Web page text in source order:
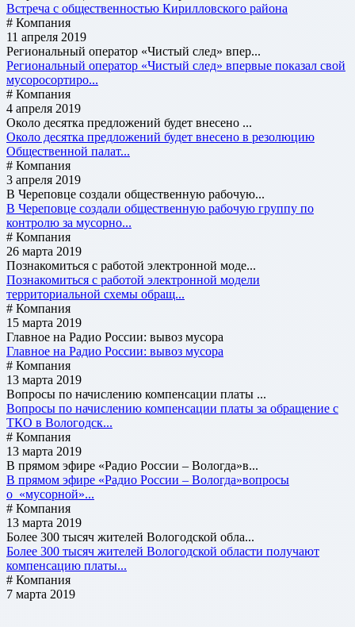
Встреча с общественностью Кирилловского района
# Компания
11 апреля 2019
Региональный оператор «Чистый след» впер...
Региональный оператор «Чистый след» впервые показал свой
мусоросортиро...
# Компания
4 апреля 2019
Около десятка предложений будет внесено ...
Около десятка предложений будет внесено в резолюцию
Общественной палат...
# Компания
3 апреля 2019
В Череповце создали общественную рабочую...
В Череповце создали общественную рабочую группу по
контролю за мусорно...
# Компания
26 марта 2019
Познакомиться с работой электронной моде...
Познакомиться с работой электронной модели
территориальной схемы обращ...
# Компания
15 марта 2019
Главное на Радио России: вывоз мусора
Главное на Радио России: вывоз мусора
# Компания
13 марта 2019
Вопросы по начислению компенсации платы ...
Вопросы по начислению компенсации платы за обращение с
ТКО в Вологодск...
# Компания
13 марта 2019
В прямом эфире «Радио России – Вологда»в...
В прямом эфире «Радио России – Вологда»вопросы
о «мусорной»...
# Компания
13 марта 2019
Более 300 тысяч жителей Вологодской обла...
Более 300 тысяч жителей Вологодской области получают
компенсацию платы...
# Компания
7 марта 2019